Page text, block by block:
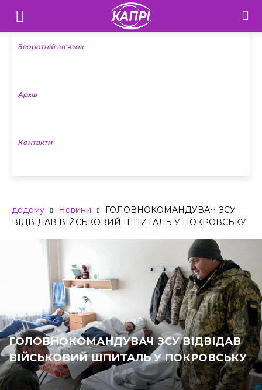
Телебачення
«Капрі»
Новини
Зворотній зв’язок
Архів
Контакти
додому Новини
ГОЛОВНОКОМАНДУВАЧ ЗСУ
ВІДВІДАВ ВІЙСЬКОВИЙ ШПИТАЛЬ У ПОКРОВСЬКУ
ГОЛОВНОКОМАНДУВАЧ ЗСУ ВІДВІДАВ
ВІЙСЬКОВИЙ ШПИТАЛЬ У ПОКРОВСЬКУ